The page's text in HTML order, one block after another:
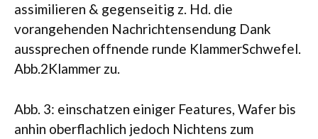
assimilieren & gegenseitig z. Hd. die
vorangehenden Nachrichtensendung Dank
aussprechen offnende runde KlammerSchwefel.
Abb.2Klammer zu.
Abb. 3: einschatzen einiger Features, Wafer bis
anhin oberflachlich jedoch Nichtens zum